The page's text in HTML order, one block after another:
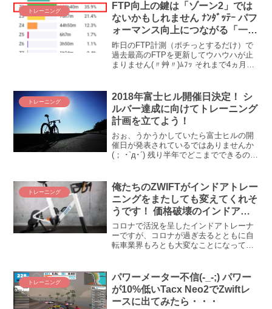
トレーニング
FTP向上の鍵は「ゾーン2」では
ないかもしれません ﾅﾝﾀﾞｯﾃｰ パフ
ォーマンス向上につながる「一貫
性あるトレーニング」って何だろ
う？
昨日のFTP計測（ポチっとするだけ）で
過去最高のFTPを更新してウハウハが止
まりません(〃艸〃)ﾑﾌｯ それまで4ヵ月近
た直近４ヵ月と今回の違いはトレーナー
ロードのプランに従ったかどうかだけな
のに・・・。そのカギを求めてインター
ネットの海で溺れてみたところ、気にな
る動画がありました。カギはどうやら
「Consistency＝一貫性」かもしれませ
ん。
トレーニング
2018年富士ヒル開催日決定！ シ
ルバー達成に向けてトレーニング
計画を立てよう！
おぉ、うかうかしていたら富士ヒルの開
催日が発表されているではありませんか
(； ･`д･´) 残り半年でどこまでできるの
富士ヒルクライムは６月１０日（日）開
催まずは富士...
トレーニング
俺たちのZWIFTがインドアトレー
ニングをまたしても変えてくれそ
うです！ 価格破壊のインドアト
レーナー「ZWIFT RIDE」登場！
コロナで活況を呈したインドアトレーナ
ーですが、コロナが過ぎ去るとともに自
転車業界もろとも大変なことになってい
俺たちのZWIFTがやってくれました！ ほ
ぇ～、スマートトレーナーとバイク本体
がセットになった「ZWIFT RIDE」だっ
て！！ しかも激安(◎_◎;)！！
トレーニング
パワーメーター不信(-_-;) パワー
が10%低いTacx Neo2でZwiftレ
ースに出てみたら・・・